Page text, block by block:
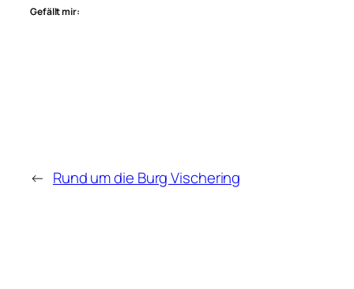
Gefällt mir:
← Rund um die Burg Vischering